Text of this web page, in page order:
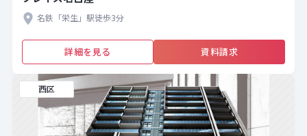
名鉄「栄生」駅徒歩3分
詳細を見る 資料請求
西区